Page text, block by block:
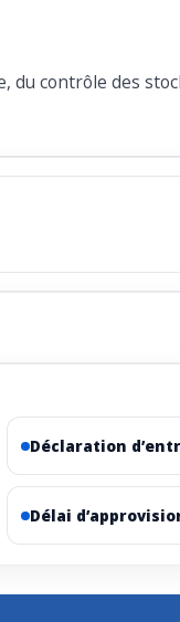
du contrôle des
Déclaration
Délai